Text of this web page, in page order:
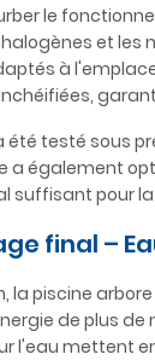
le
et les
à
testé sous
a également
suffisant pour
final –
la piscine
de plus de
l'eau mettent